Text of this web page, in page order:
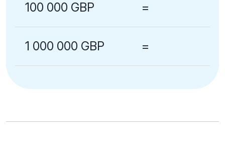
100 000 GBP =
1 000 000 GBP =